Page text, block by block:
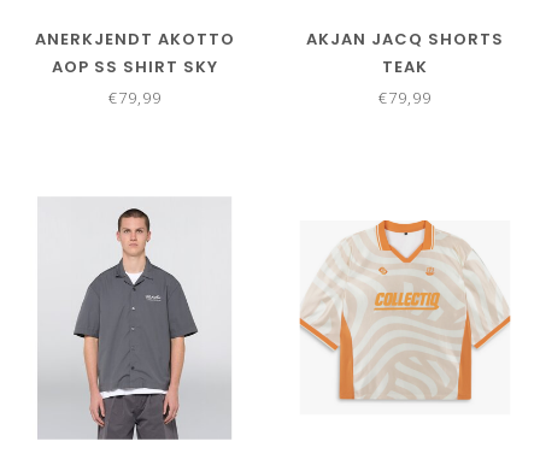
ANERKJENDT AKOTTO
AOP SS SHIRT SKY
CAPTAIN
€79,99
AKJAN JACQ SHORTS
TEAK
€79,99